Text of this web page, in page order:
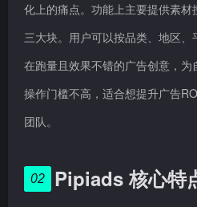
化上的痛点。功能上主要提供素
三大块。用户可以按品类、地区
在跑量且效果不错的广告创意，
操作门槛不高，适合想提升广告
团队。
02 Pipiads 核心特